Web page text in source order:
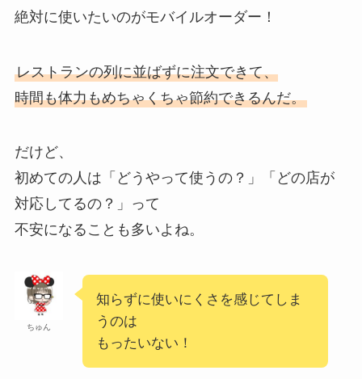
絶対に使いたいのがモバイルオーダー！
レストランの列に並ばずに注文できて、
時間も体力もめちゃくちゃ節約できるんだ。
だけど、
初めての人は「どうやって使うの？」「どの店が
対応してるの？」って
不安になることも多いよね。
ちゅん
知らずに使いにくさを感じてしま
うのは
もったいない！